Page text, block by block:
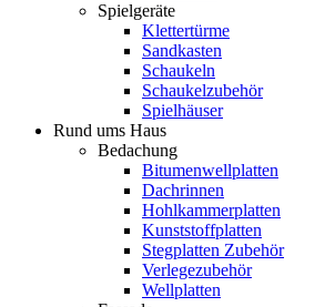
Spielgeräte
Klettertürme
Sandkasten
Schaukeln
Schaukelzubehör
Spielhäuser
Rund ums Haus
Bedachung
Bitumenwellplatten
Dachrinnen
Hohlkammerplatten
Kunststoffplatten
Stegplatten Zubehör
Verlegezubehör
Wellplatten